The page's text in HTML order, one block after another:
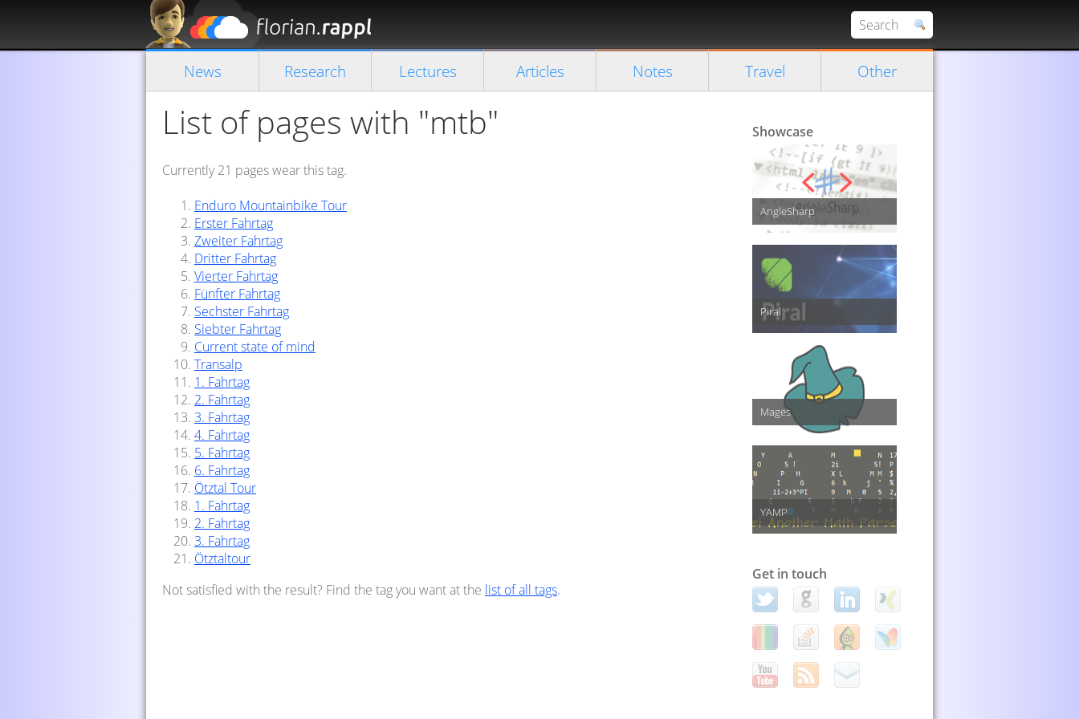
Close search
News Research Lectures Articles Notes Travel Other
List of pages with "mtb"
Currently 21 pages wear this tag.
Enduro Mountainbike Tour
Erster Fahrtag
Zweiter Fahrtag
Dritter Fahrtag
Vierter Fahrtag
Fünfter Fahrtag
Sechster Fahrtag
Siebter Fahrtag
Current state of mind
Transalp
1. Fahrtag
2. Fahrtag
3. Fahrtag
4. Fahrtag
5. Fahrtag
6. Fahrtag
Ötztal Tour
1. Fahrtag
2. Fahrtag
3. Fahrtag
Ötztaltour
Not satisfied with the result? Find the tag you want at the list of all tags.
Showcase
AngleSharp
Piral
Mages
YAMP
Get in touch